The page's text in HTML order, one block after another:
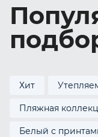
Хит
Пляжная
Белый с